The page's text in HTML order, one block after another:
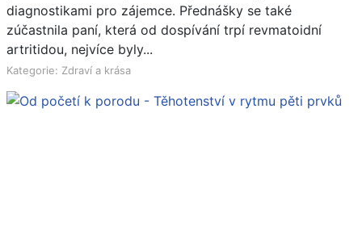
diagnostikami pro zájemce. Přednášky se také
zúčastnila paní, která od dospívání trpí revmatoidní
artritidou, nejvíce byly...
Kategorie: Zdraví a krása